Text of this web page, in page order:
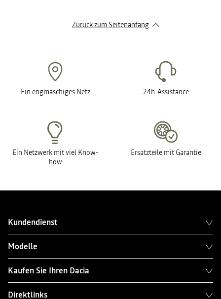
Zurück zum Seitenanfang
Ein engmaschiges Netz 24h-Assistance
Ein Netzwerk mit viel Know-
how
Ersatzteile mit Garantie
Kundendienst
Modelle
Kaufen Sie Ihren Dacia
Direktlinks